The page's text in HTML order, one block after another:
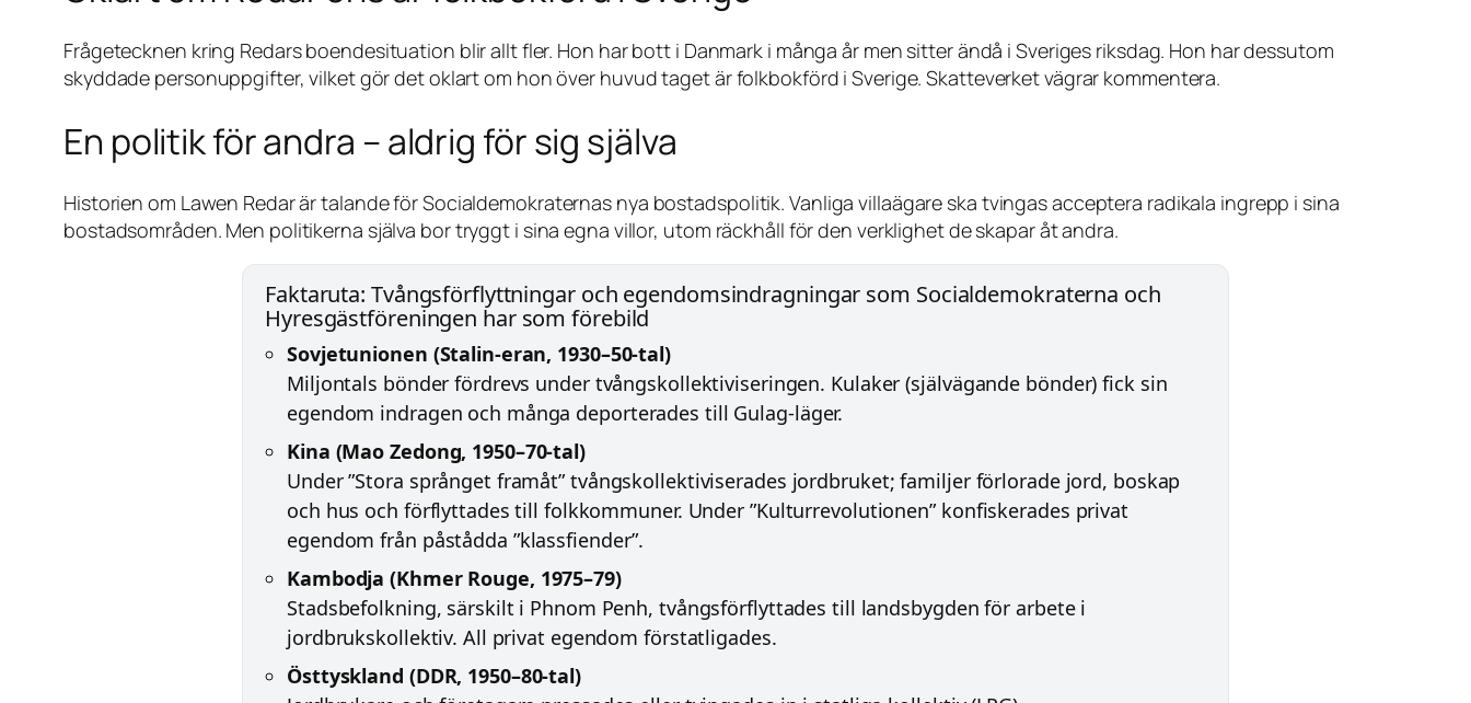
Frågetecknen kring Redars boendesituation blir allt fler. Hon har bott i Danmark i många år men sitter ändå i Sveriges riksdag. Hon har dessutom
skyddade personuppgifter, vilket gör det oklart om hon över huvud taget är folkbokförd i Sverige. Skatteverket vägrar kommentera.
En politik för andra – aldrig för sig själva
Historien om Lawen Redar är talande för Socialdemokraternas nya bostadspolitik. Vanliga villaägare ska tvingas acceptera radikala ingrepp i sina
bostadsområden. Men politikerna själva bor tryggt i sina egna villor, utom räckhåll för den verklighet de skapar åt andra.
Faktaruta: Tvångsförflyttningar och egendomsindragningar som Socialdemokraterna och
Hyresgästföreningen har som förebild
Sovjetunionen (Stalin-eran, 1930–50-tal)
Miljontals bönder fördrevs under tvångskollektiviseringen. Kulaker (självägande bönder) fick sin
egendom indragen och många deporterades till Gulag-läger.
Kina (Mao Zedong, 1950–70-tal)
Under ”Stora språnget framåt” tvångskollektiviserades jordbruket; familjer förlorade jord, boskap
och hus och förflyttades till folkkommuner. Under ”Kulturrevolutionen” konfiskerades privat
egendom från påstådda ”klassfiender”.
Kambodja (Khmer Rouge, 1975–79)
Stadsbefolkning, särskilt i Phnom Penh, tvångsförflyttades till landsbygden för arbete i
jordbrukskollektiv. All privat egendom förstatligades.
Östtyskland (DDR, 1950–80-tal)